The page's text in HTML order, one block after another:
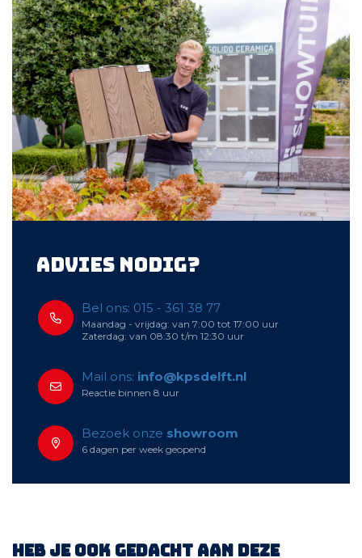
Advies nodig?
Bel ons: 015 - 361 38 77
Maandag - vrijdag: van 7:00 tot 17:00 uur
Zaterdag: van 08:30 t/m 12:30 uur
Mail ons: info@kpsdelft.nl
Reactie binnen 8 uur
Bezoek onze showroom
6 dagen per week geopend
Heb je ook gedacht aan deze